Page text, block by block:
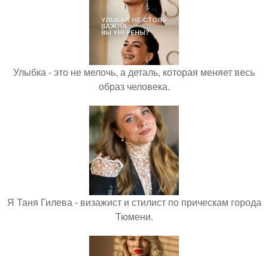
Улыбка - это не мелочь, а деталь, которая меняет весь
образ человека.
Я Таня Гилева - визажист и стилист по прическам города
Тюмени.